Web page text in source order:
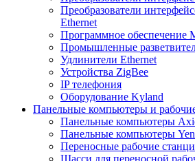
Преобразователи
Ethernet
Программное обеспечение
Промышленные
Удлинители Ethernet
Устройства ZigBee
IP телефония
Оборудование Kyland
Панельные компьютеры и
Панельные компьютеры
Панельные компьютеры
Переносные рабочие
Шасси для переносной